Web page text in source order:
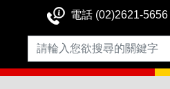
電話 (02)2621-